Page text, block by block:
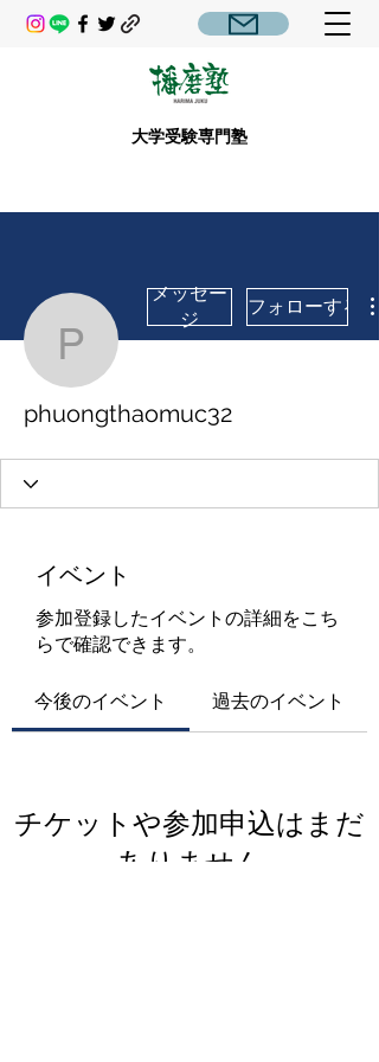
大学受験専門塾
メッセー
ジ
フォローする
phuongthaomuc32
イベント
参加登録したイベントの詳細をこち
らで確認できます。
今後のイベント 過去のイベント
チケットや参加申込はまだ
ありません